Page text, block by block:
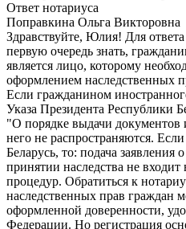
Ответ нотариуса
Поправкина Ольга Викторовна
Здравствуйте, Юлия! Для
первую очередь знать,
является лицо, которому
оформлением наследственных
Если гражданином
Указа Президента Республики
"О порядке выдачи документов
него не распространяются.
Беларусь, то: подача заявления
принятии наследства не
процедур. Обратиться к
наследственных прав граждан
оформленной доверенности,
Федерации. Но регистрация